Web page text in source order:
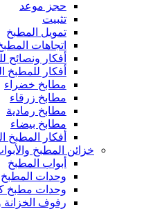
حجز موعد
تثبيت
تمويل المطبخ
اتجاهات المطبخ
أفكار ونصائح
أفكار للمطبخ
مطابخ خضراء
مطابخ زرقاء
مطابخ رمادية
مطابخ بيضاء
أفكار المطبخ
خزائن المطبخ
أبواب المطبخ
وحدات المطبخ
وحدات مطبخ
رفوف الخزانة